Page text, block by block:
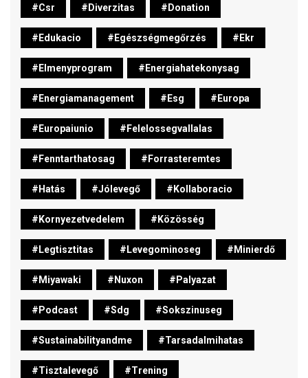
#csr #diverzitas #donation
#edukacio #egészségmegőrzés #ekr
#elmenyprogram #energiahatekonysag
#energiamanagement #esg #europa
#europaiunio #felelossegvallalas
#fenntarthatosag #forrasteremtes
#hatás #jólevegő #kollaboracio
#kornyezetvedelem #közösség
#legtisztitas #levegominoseg #minierdő
#miyawaki #nuxon #palyazat
#podcast #sdg #sokszinuseg
#sustainabilityandme #tarsadalmihatas
#tisztalevegő #trening